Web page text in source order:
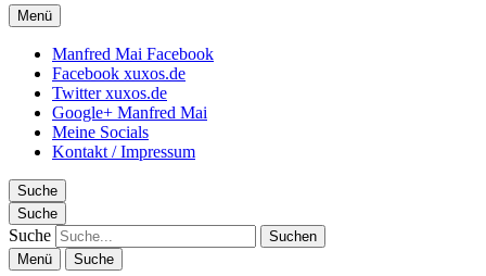
Menü
Manfred Mai Facebook
Facebook xuxos.de
Twitter xuxos.de
Google+ Manfred Mai
Meine Socials
Kontakt / Impressum
Suche
Suche
Suche
Menü Suche